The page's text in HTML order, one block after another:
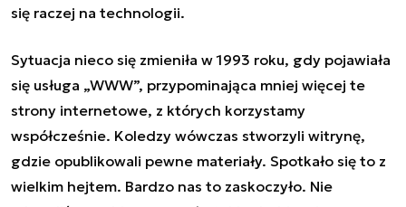
się raczej na technologii.
Sytuacja nieco się zmieniła w 1993 roku, gdy pojawiała
się usługa „WWW”, przypominająca mniej więcej te
strony internetowe, z których korzystamy
współcześnie. Koledzy wówczas stworzyli witrynę,
gdzie opublikowali pewne materiały. Spotkało się to z
wielkim hejtem. Bardzo nas to zaskoczyło. Nie